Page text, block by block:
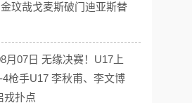
玟哉戈麦斯破门迪亚斯替
月07日 无缘决赛！U17上
4枪手U17 李秋甫、李文博
戎扑点